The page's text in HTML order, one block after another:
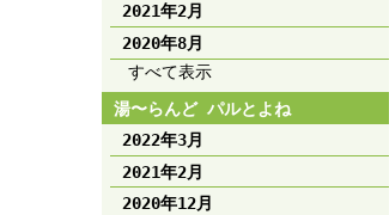
2021年2月
2020年8月
すべて表示
湯〜らんど パルとよね
2022年3月
2021年2月
2020年12月